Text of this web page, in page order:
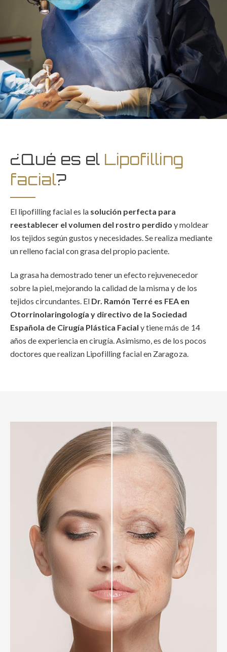
¿Qué es el Lipofilling
facial?
El lipofilling facial es la solución perfecta para
reestablecer el volumen del rostro perdido y moldear
los tejidos según gustos y necesidades. Se realiza mediante
un relleno facial con grasa del propio paciente.
La grasa ha demostrado tener un efecto rejuvenecedor
sobre la piel, mejorando la calidad de la misma y de los
tejidos circundantes. El Dr. Ramón Terré es FEA en
Otorrinolaringología y directivo de la Sociedad
Española de Cirugía Plástica Facial y tiene más de 14
años de experiencia en cirugía. Asimismo, es de los pocos
doctores que realizan Lipofilling facial en Zaragoza.